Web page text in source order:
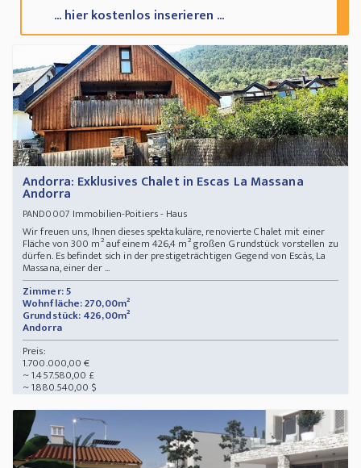
... hier kostenlos inserieren ...
Andorra: Exklusives Chalet in Escas La Massana
Andorra
PAND0007 Immobilien-Poitiers - Haus
Wir freuen uns, Ihnen dieses spektakuläre, renovierte Chalet mit einer
Fläche von 300 m² auf einem 426,4 m² großen Grundstück vorstellen zu
dürfen. Es befindet sich in der prestigeträchtigen Gegend von Escàs, La
Massana, einer der ...
Zimmer: 5
Wohnfläche: 270,00m²
Grundstück: 426,00m²
Andorra
Preis:
1.700.000,00 €
~ 1.457.580,00 £
~ 1.880.540,00 $